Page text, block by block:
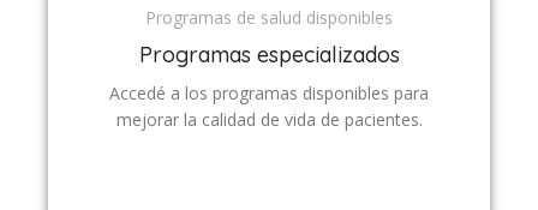
Programas de salud disponibles
Programas especializados
Accedé a los programas disponibles para
mejorar la calidad de vida de pacientes.